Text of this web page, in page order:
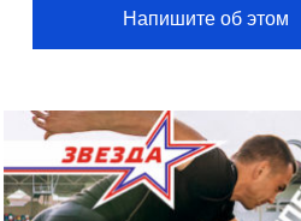
Напишите об этом